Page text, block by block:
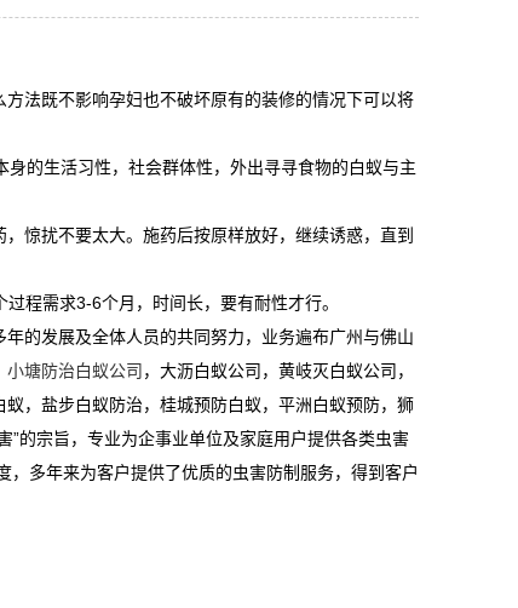
法既不影响孕妇也不破坏原有的装修的情况下可以将
的生活习性，社会群体性，外出寻寻食物的白蚁与主
惊扰不要太大。施药后按原样放好，继续诱惑，直到
程需求3-6个月，时间长，要有耐性才行。
的发展及全体人员的共同努力，业务遍布广州与佛山
小塘防治白蚁公司 ，大沥白蚁公司，黄岐灭白蚁公司，
蚁，盐步白蚁防治，桂城预防白蚁，平洲白蚁预防，狮
的宗旨，专业为企事业单位及家庭用户提供各类虫害
多年来为客户提供了优质的虫害防制服务，得到客户